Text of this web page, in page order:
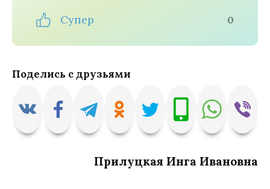
Супер 0
Поделись с друзьями
Прилуцкая Инга Ивановна